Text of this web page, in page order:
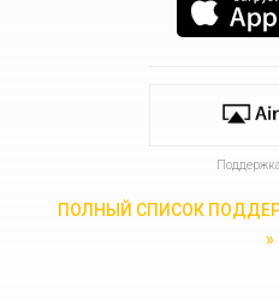
ПОЛНЫЙ СПИСОК
»